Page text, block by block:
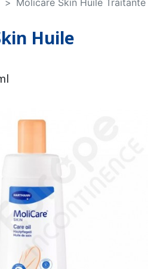
Molicare Skin Huile Traitante
Huile